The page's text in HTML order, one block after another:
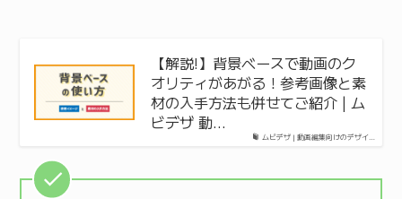
ムビデザ | 動画編集向けのデザイ…
【解説!】背景ベースで動画のク
オリティがあがる！参考画像と素
材の入手方法も併せてご紹介 | ム
ビデザ 動…